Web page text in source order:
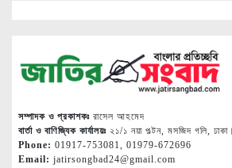
নোয়াখালীতে ৯৭৯০ ইয়াবাসহ দুই পাচারকারী
নোয়াখালীতে সিএনজিতে ১১ কেজি গাঁজা, গ্রেপ্তার ১
নোয়াখালীতে বিএনপি নেতাকে গুলি, লাগল সহযোগীর
দলকে সুসংগঠিত ও জনমুখী করতে নেতাকর্মীদের
শ্রীমঙ্গলের এমপি মুজিবের
সম্পাদক ও প্রকাশকঃ রাসেল আহমেদ
বার্তা ও বাণিজ্যিক কার্যালয়ঃ ২১/১ নয়া পল্টন, মসজিদ গলি,
Phone: 01917-753081, 01979-672696
Email: jatirsongbad24@gmail.com